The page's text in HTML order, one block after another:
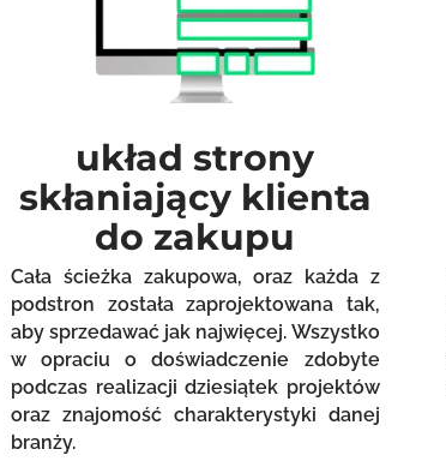
układ strony
skłaniający klienta
do zakupu
Cała ścieżka zakupowa, oraz każda z
podstron została zaprojektowana tak,
aby sprzedawać jak najwięcej. Wszystko
w opraciu o doświadczenie zdobyte
podczas realizacji dziesiątek projektów
oraz znajomość charakterystyki danej
branży.